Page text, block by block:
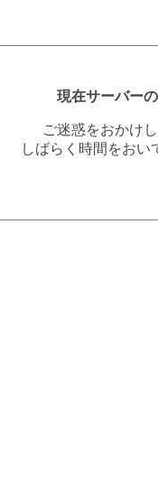
現在サーバー
ご迷惑をおかけ
しばらく時間をおい